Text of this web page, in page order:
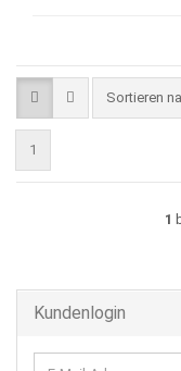
Sortieren
Sortieren
1
1
Kundenlogin